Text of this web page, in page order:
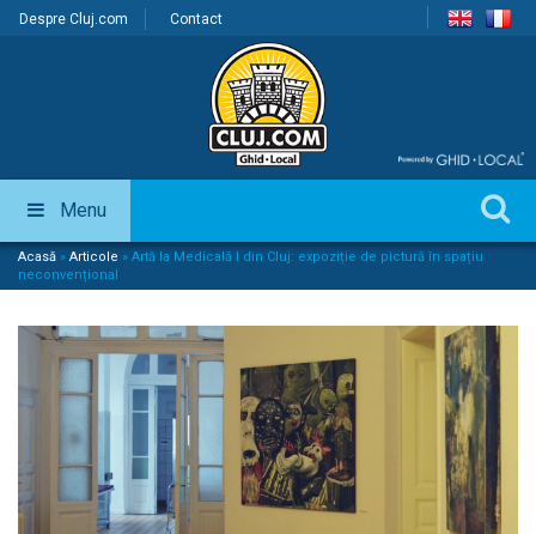
Despre Cluj.com Contact
Menu
Acasă » Articole » Artă la Medicală I din Cluj: expoziție de pictură în spațiu
neconvențional